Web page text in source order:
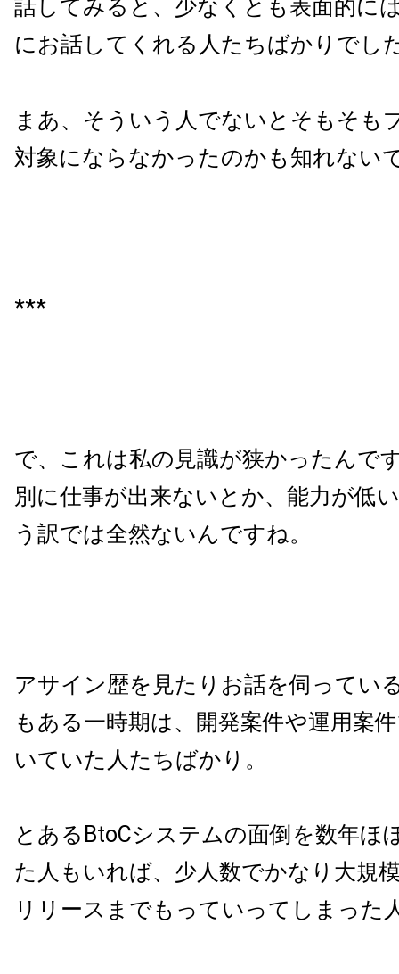
話してみると、少なくとも表面的に
にお話してくれる人たちばかりでし
まあ、そういう人でないとそもそも
対象にならなかったのかも知れない
***
で、これは私の見識が狭かったんで
別に仕事が出来ないとか、能力が低
う訳では全然ないんですね。
アサイン歴を見たりお話を伺ってい
もある一時期は、開発案件や運用案
いていた人たちばかり。
とあるBtoCシステムの面倒を数年ほ
た人もいれば、少人数でかなり大規
リリースまでもっていってしまった